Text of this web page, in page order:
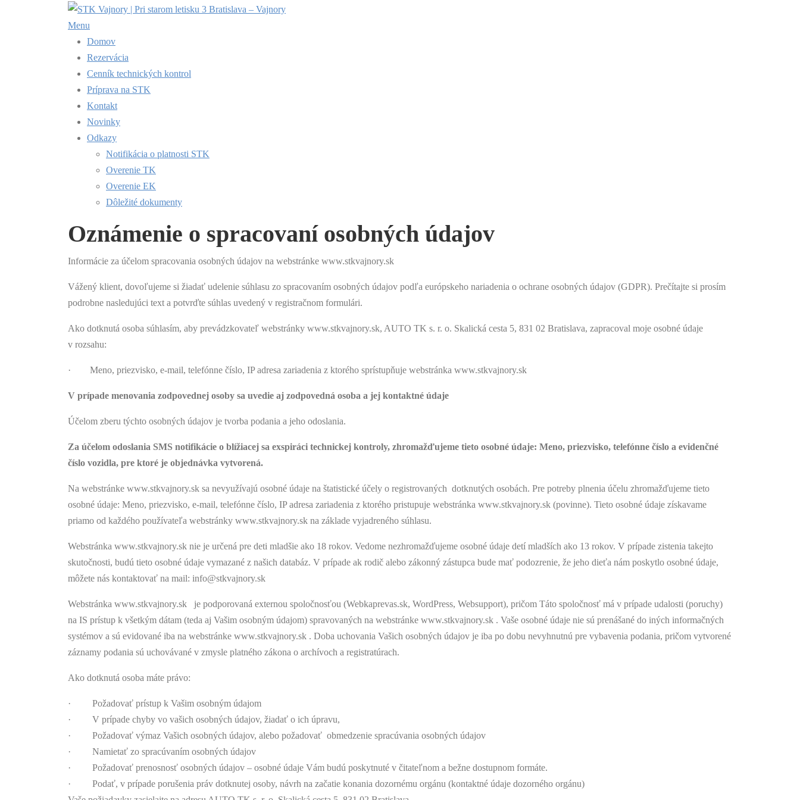
Menu
Domov
Rezervácia
Cenník technických kontrol
Príprava na STK
Kontakt
Novinky
Odkazy
Notifikácia o platnosti STK
Overenie TK
Overenie EK
Dôležité dokumenty
Oznámenie o spracovaní osobných údajov
Informácie za účelom spracovania osobných údajov na webstránke www.stkvajnory.sk
Vážený klient, dovoľujeme si žiadať udelenie súhlasu zo spracovaním osobných údajov podľa európskeho nariadenia o ochrane osobných údajov (GDPR). Prečítajte si prosím
podrobne nasledujúci text a potvrďte súhlas uvedený v registračnom formulári.
Ako dotknutá osoba súhlasím, aby prevádzkovateľ webstránky www.stkvajnory.sk, AUTO TK s. r. o. Skalická cesta 5, 831 02 Bratislava, zapracoval moje osobné údaje
v rozsahu:
· Meno, priezvisko, e-mail, telefónne číslo, IP adresa zariadenia z ktorého sprístupňuje webstránka www.stkvajnory.sk
V prípade menovania zodpovednej osoby sa uvedie aj zodpovedná osoba a jej kontaktné údaje
Účelom zberu týchto osobných údajov je tvorba podania a jeho odoslania.
Za účelom odoslania SMS notifikácie o blížiacej sa exspiráci technickej kontroly, zhromažďujeme tieto osobné údaje: Meno, priezvisko, telefónne číslo a evidenčné
číslo vozidla, pre ktoré je objednávka vytvorená.
Na webstránke www.stkvajnory.sk sa nevyužívajú osobné údaje na štatistické účely o registrovaných dotknutých osobách. Pre potreby plnenia účelu zhromažďujeme tieto
osobné údaje: Meno, priezvisko, e-mail, telefónne číslo, IP adresa zariadenia z ktorého pristupuje webstránka www.stkvajnory.sk (povinne). Tieto osobné údaje získavame
priamo od každého používateľa webstránky www.stkvajnory.sk na základe vyjadreného súhlasu.
Webstránka www.stkvajnory.sk nie je určená pre deti mladšie ako 18 rokov. Vedome nezhromažďujeme osobné údaje detí mladších ako 13 rokov. V prípade zistenia takejto
skutočnosti, budú tieto osobné údaje vymazané z našich databáz. V prípade ak rodič alebo zákonný zástupca bude mať podozrenie, že jeho dieťa nám poskytlo osobné údaje,
môžete nás kontaktovať na mail: info@stkvajnory.sk
Webstránka www.stkvajnory.sk je podporovaná externou spoločnosťou (Webkaprevas.sk, WordPress, Websupport), pričom Táto spoločnosť má v prípade udalosti (poruchy)
na IS prístup k všetkým dátam (teda aj Vašim osobným údajom) spravovaných na webstránke www.stkvajnory.sk . Vaše osobné údaje nie sú prenášané do iných informačných
systémov a sú evidované iba na webstránke www.stkvajnory.sk . Doba uchovania Vašich osobných údajov je iba po dobu nevyhnutnú pre vybavenia podania, pričom vytvorené
záznamy podania sú uchovávané v zmysle platného zákona o archívoch a registratúrach.
Ako dotknutá osoba máte právo:
· Požadovať prístup k Vašim osobným údajom
· V prípade chyby vo vašich osobných údajov, žiadať o ich úpravu,
· Požadovať výmaz Vašich osobných údajov, alebo požadovať obmedzenie spracúvania osobných údajov
· Namietať zo spracúvaním osobných údajov
· Požadovať prenosnosť osobných údajov – osobné údaje Vám budú poskytnuté v čitateľnom a bežne dostupnom formáte.
· Podať, v prípade porušenia práv dotknutej osoby, návrh na začatie konania dozornému orgánu (kontaktné údaje dozorného orgánu)